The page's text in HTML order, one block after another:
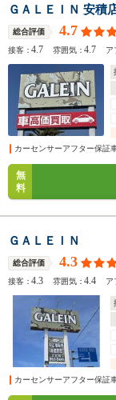
ＧＡＬＥＩＮ 安積
総合評価 4.7
接客：4.7 雰囲気：4.7 ア
カーセンサーアフター保証
無
料
ＧＡＬＥＩＮ
総合評価 4.3
接客：4.3 雰囲気：4.4 ア
カーセンサーアフター保証